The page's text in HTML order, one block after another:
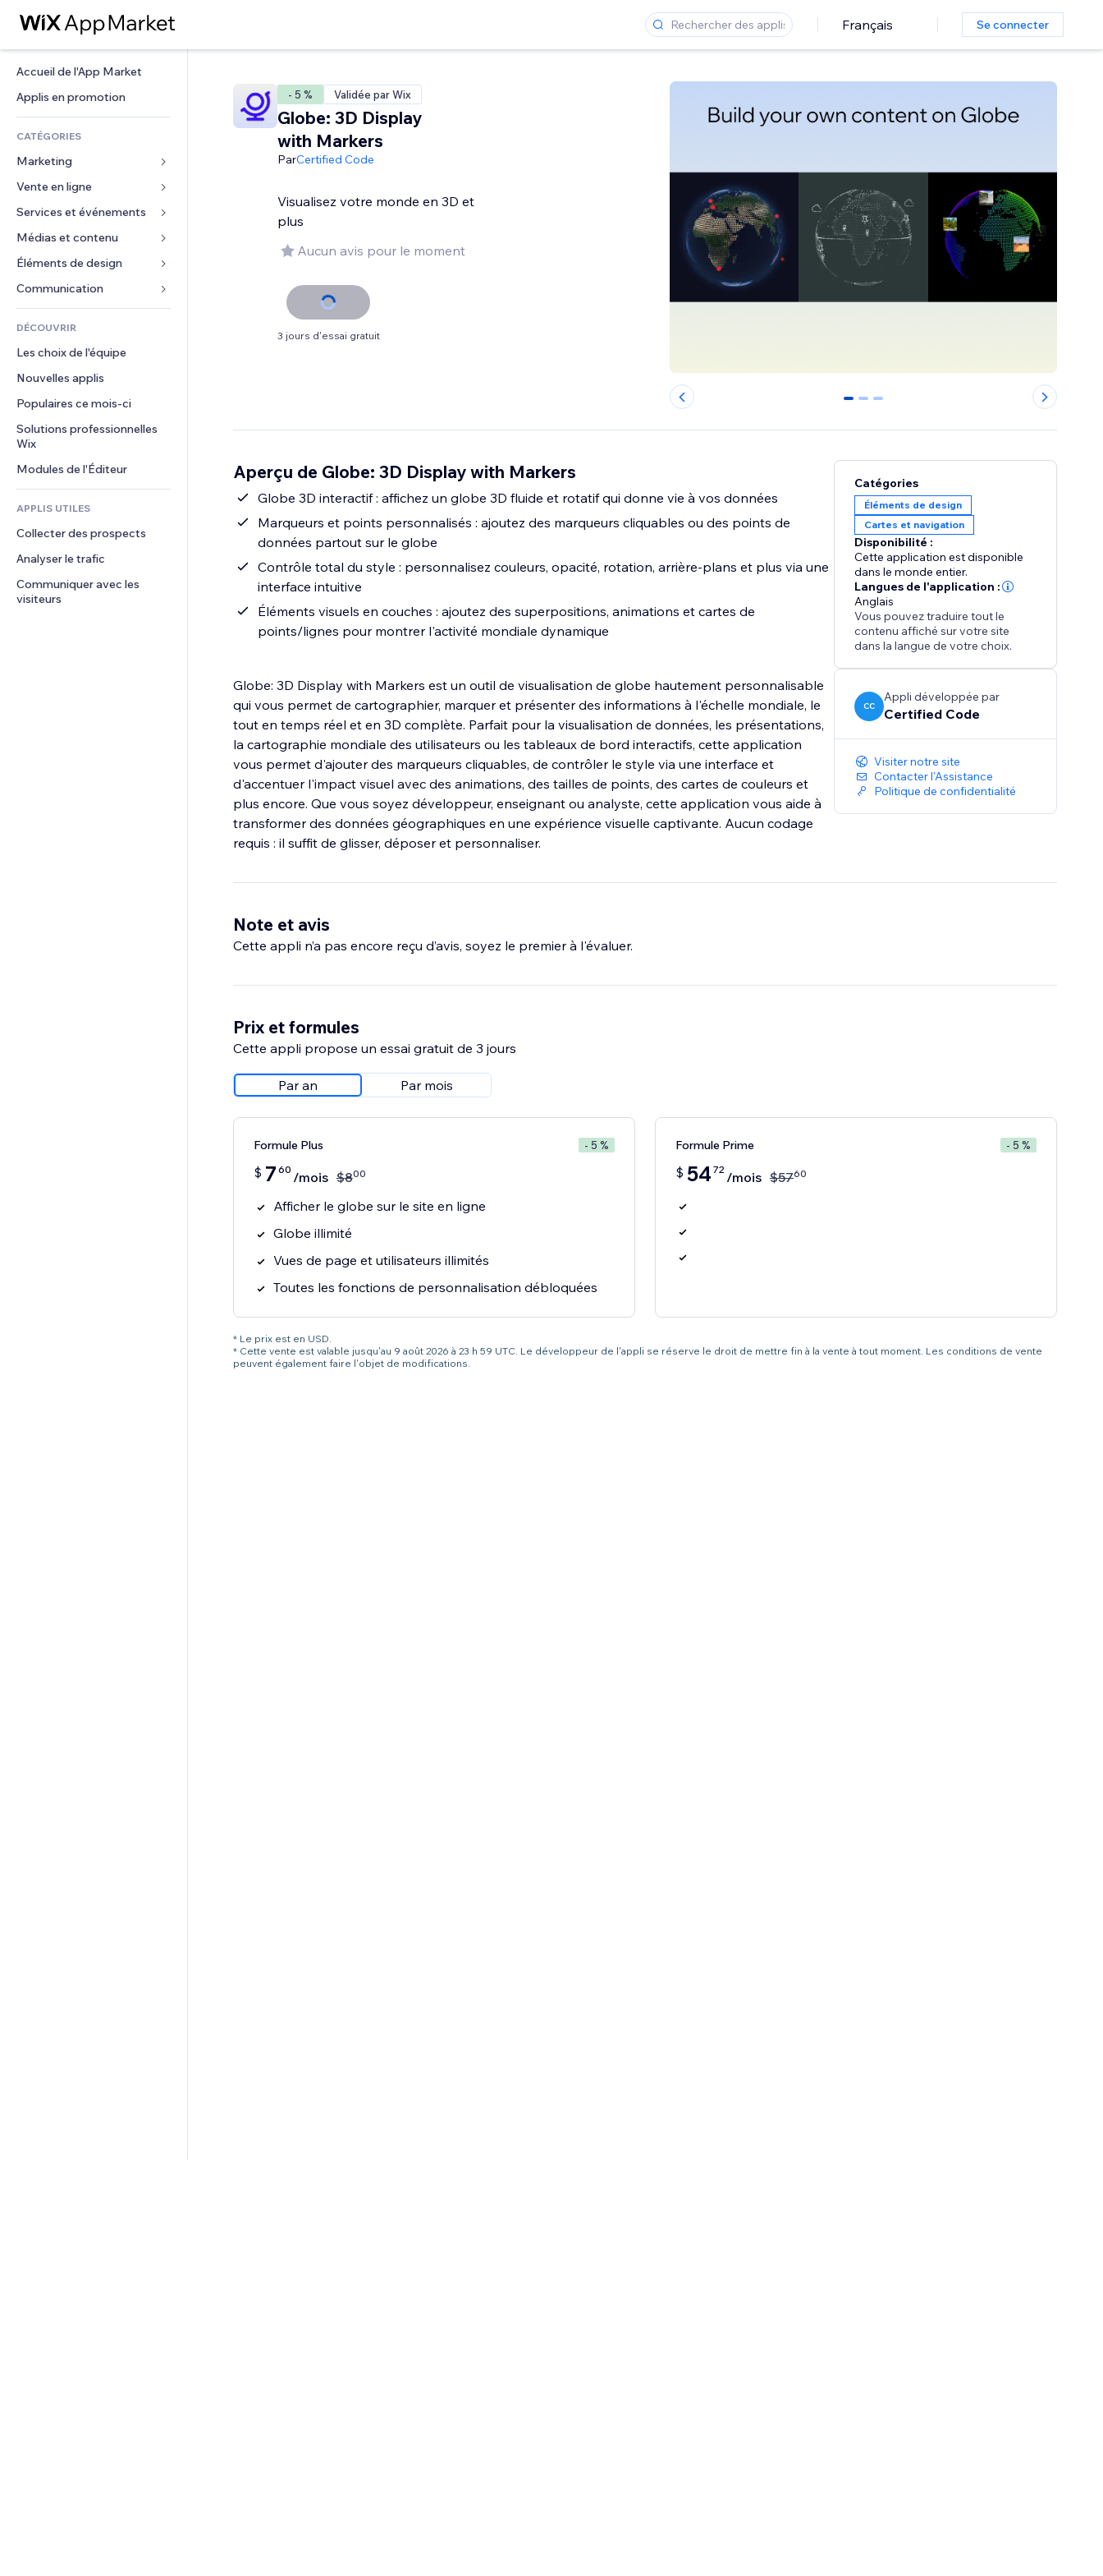
Français Se connecter
Accueil de l'App Market
Applis en promotion
CATÉGORIES
Marketing
Publicités
Mobile
Données analytiques
Réseaux sociaux
Classement de sites
E-mail
Vente en ligne
Applis pour les boutiques
Expédition et livraison
Boutons Vente
Comptabilité
Coupons et fidélisation
Solutions d'entreposage
Financement participatif
Alimentation et boissons
Services et événements
Hôtels
Événements
Restaurants
Immobilier
Réservations
Médias et contenu
Galerie
Musique
Podcasts
Photographie
Vidéo
PDF
Partage de fichiers
Actualités
Services de contenu
Effets de texte
Éléments de design
Cartes et navigation
Confidentialité
Horloge
Modèles de pages
Effets sur images
Boutons et menus
Bannières et badges
Calculateurs
Rechercher
Formulaires
Sondages
Chat
Commentaires
Téléphone
Communauté
Avis et commentaires
DÉCOUVRIR
Les choix de l'équipe
Nouvelles applis
Populaires ce mois‑ci
Solutions professionnelles
Wix
Modules de l'Éditeur
APPLIS UTILES
Collecter des prospects
Analyser le trafic
Communiquer avec les
visiteurs
- 5 % Validée par Wix
Globe: 3D Display
with Markers
ParCertified Code
Visualisez votre monde en 3D et
plus
Aucun avis pour le moment
3 jours d'essai gratuit
0 1 2
Aperçu de Globe: 3D Display with Markers
Globe 3D interactif : affichez un globe 3D fluide et rotatif qui donne vie à vos données
Marqueurs et points personnalisés : ajoutez des marqueurs cliquables ou des points de
données partout sur le globe
Contrôle total du style : personnalisez couleurs, opacité, rotation, arrière-plans et plus via une
interface intuitive
Éléments visuels en couches : ajoutez des superpositions, animations et cartes de
points/lignes pour montrer l'activité mondiale dynamique
Globe: 3D Display with Markers est un outil de visualisation de globe hautement personnalisable
qui vous permet de cartographier, marquer et présenter des informations à l'échelle mondiale, le
tout en temps réel et en 3D complète. Parfait pour la visualisation de données, les présentations,
la cartographie mondiale des utilisateurs ou les tableaux de bord interactifs, cette application
vous permet d'ajouter des marqueurs cliquables, de contrôler le style via une interface et
d'accentuer l'impact visuel avec des animations, des tailles de points, des cartes de couleurs et
plus encore. Que vous soyez développeur, enseignant ou analyste, cette application vous aide à
transformer des données géographiques en une expérience visuelle captivante. Aucun codage
requis : il suffit de glisser, déposer et personnaliser.
Catégories
Éléments de design
Cartes et navigation
Disponibilité :
Cette application est disponible
dans le monde entier.
Langues de l'application :
Anglais
Vous pouvez traduire tout le
contenu affiché sur votre site
dans la langue de votre choix.
CC
Appli développée par
Certified Code
Visiter notre site
Contacter l'Assistance
Politique de confidentialité
Note et avis
Cette appli n’a pas encore reçu d’avis, soyez le premier à l'évaluer.
Prix et formules
Cette appli propose un essai gratuit de 3 jours
Par an Par mois
Formule Plus - 5 %
$ 7 60 /mois $800
Afficher le globe sur le site en ligne
Globe illimité
Vues de page et utilisateurs illimités
Toutes les fonctions de personnalisation débloquées
Formule Prime - 5 %
$ 54 72 /mois $5760
* Le prix est en USD.
* Cette vente est valable jusqu'au 9 août 2026 à 23 h 59 UTC. Le développeur de l'appli se réserve le droit de mettre fin à la vente à tout moment. Les conditions de vente
peuvent également faire l'objet de modifications.